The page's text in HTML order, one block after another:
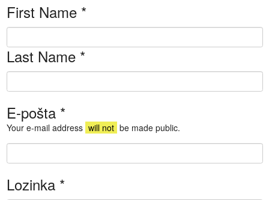
First Name *
Last Name *
E-pošta *
Your e-mail address will not be made public.
Lozinka *